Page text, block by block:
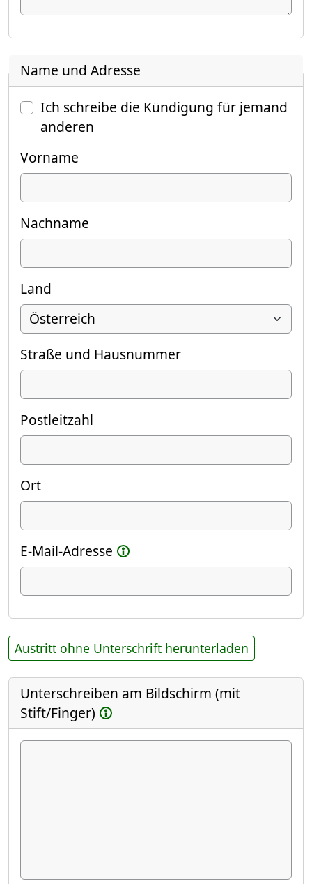
Name und Adresse
Ich schreibe die Kündigung für jemand
anderen
Vorname
Nachname
Land
Straße und Hausnummer
Postleitzahl
Ort
E-Mail-Adresse
Austritt ohne Unterschrift herunterladen
Unterschreiben am Bildschirm (mit
Stift/Finger)